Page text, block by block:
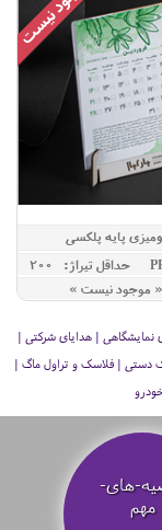
پایه پلکسی
حداقل تيراژ: 200
موجود نیست »
نمایشگاهی | هدایای شرکتی |
دستی | فلاسک و تراول ماگ |
های-
مهم